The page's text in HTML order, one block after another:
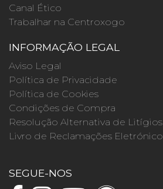
Canal Ético
Trabalhar na Centroxogo
INFORMAÇÃO LEGAL
Aviso Legal
Política de Privacidade
Política de Cookies
Condições de Compra
Resolução Alternativa de Litígios
Livro de Reclamações Eletrónico
SEGUE-NOS